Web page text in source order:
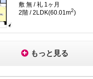
敷 無 / 礼 1ヶ月
2階 / 2LDK(60.01m2)
もっと見る